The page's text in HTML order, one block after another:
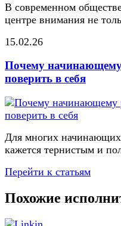
В современном
центре внимания не
15.02.26
Почему
поверить в себя
Для многих начинающих
кажется тернистым и
Перейти к статьям
Похожие